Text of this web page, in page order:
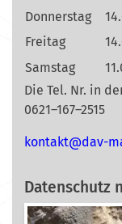
Donnerstag
Freitag
Samstag
Die Tel. Nr. in
0621–167–2515
m-vad
@tkat
nok
Datenschutz